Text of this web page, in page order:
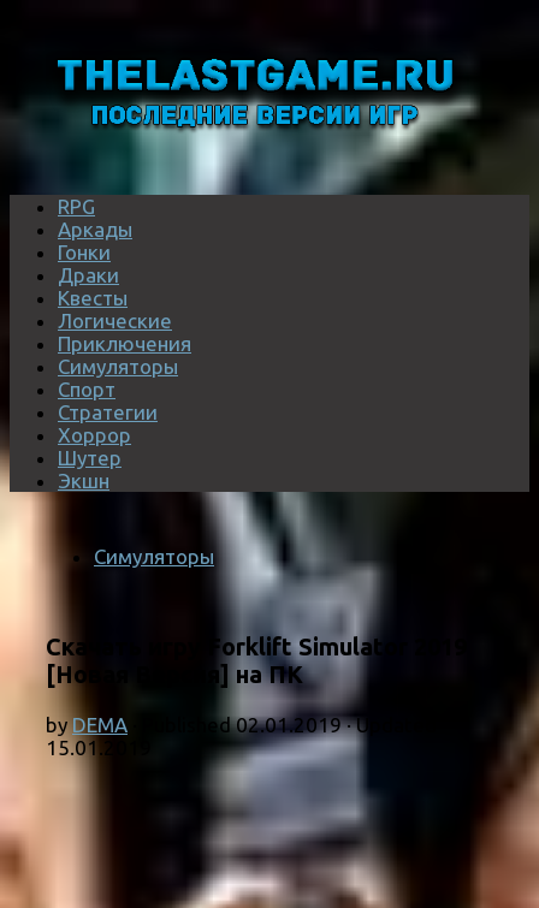
RPG
Аркады
Гонки
Драки
Квесты
Логические
Приключения
Симуляторы
Спорт
Стратегии
Хоррор
Шутер
Экшн
Симуляторы
Скачать игру Forklift Simulator 2019
[Новая Версия] на ПК
by DEMA · Published02.01.2019· Updated
15.01.2019